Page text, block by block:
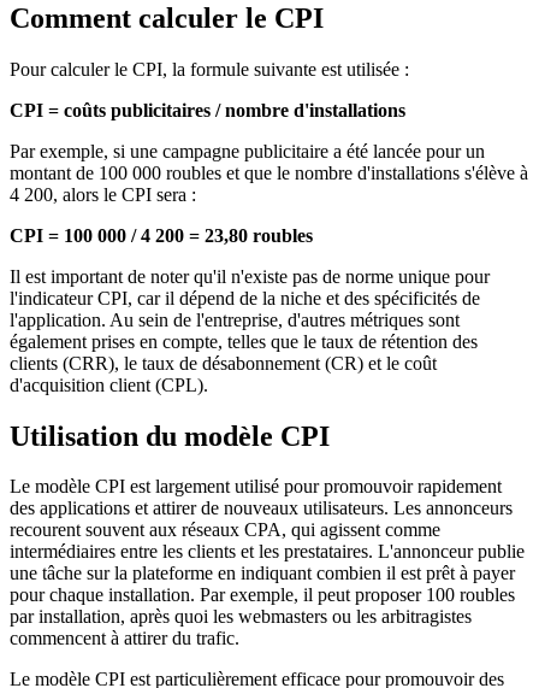
Comment calculer le CPI
Pour calculer le CPI, la formule suivante est utilisée :
CPI = coûts publicitaires / nombre d'installations
Par exemple, si une campagne publicitaire a été lancée pour un
montant de 100 000 roubles et que le nombre d'installations s'élève à
4 200, alors le CPI sera :
CPI = 100 000 / 4 200 = 23,80 roubles
Il est important de noter qu'il n'existe pas de norme unique pour
l'indicateur CPI, car il dépend de la niche et des spécificités de
l'application. Au sein de l'entreprise, d'autres métriques sont
également prises en compte, telles que le taux de rétention des
clients (CRR), le taux de désabonnement (CR) et le coût
d'acquisition client (CPL).
Utilisation du modèle CPI
Le modèle CPI est largement utilisé pour promouvoir rapidement
des applications et attirer de nouveaux utilisateurs. Les annonceurs
recourent souvent aux réseaux CPA, qui agissent comme
intermédiaires entre les clients et les prestataires. L'annonceur publie
une tâche sur la plateforme en indiquant combien il est prêt à payer
pour chaque installation. Par exemple, il peut proposer 100 roubles
par installation, après quoi les webmasters ou les arbitragistes
commencent à attirer du trafic.
Le modèle CPI est particulièrement efficace pour promouvoir des